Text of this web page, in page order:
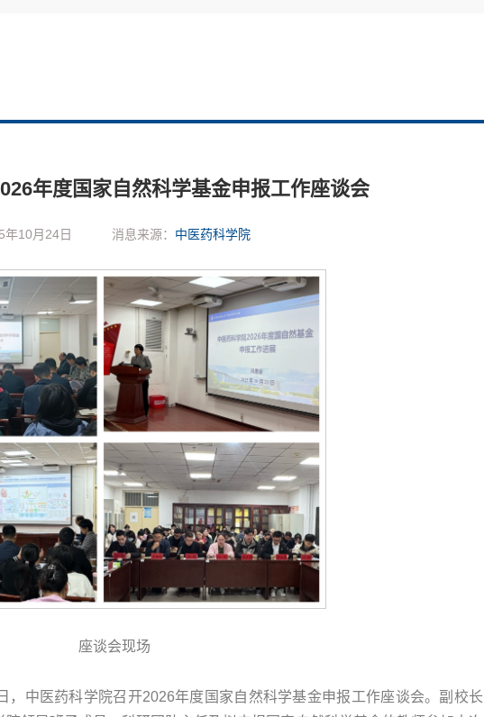
年度国家自然科学基金申报工作座谈会
年10月24日 消息来源： 中医药科学院
座谈会现场
，中医药科学院召开2026年度国家自然科学基金申报工作座谈会。副校长